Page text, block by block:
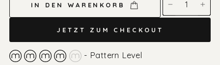
IN DEN WARENKORB
JETZT ZUM CHECKOUT
- Pattern Level